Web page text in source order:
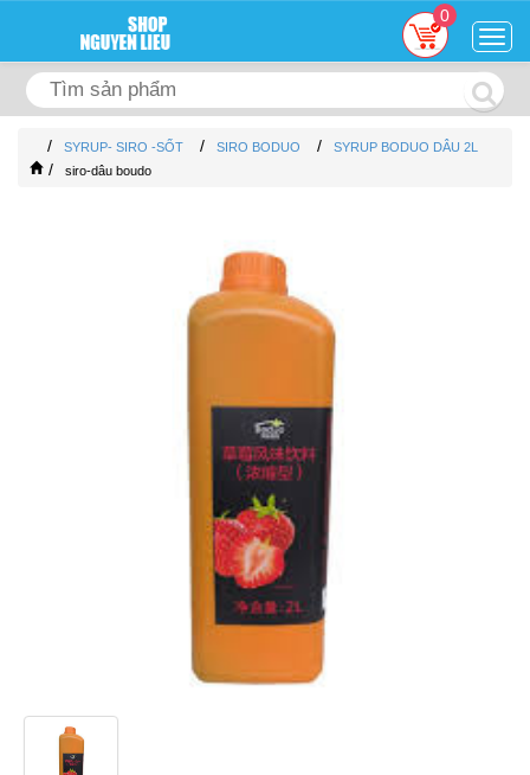
0
/ SYRUP- SIRO -SỐT / SIRO BODUO / SYRUP BODUO DÂU 2L
/ siro-dâu boudo